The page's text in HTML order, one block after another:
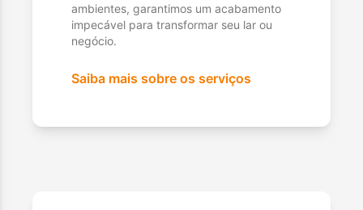
ambientes, garantimos um acabamento
impecável para transformar seu lar ou
negócio.
Saiba mais sobre os serviços